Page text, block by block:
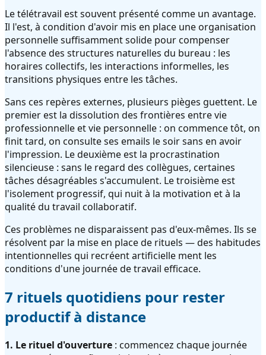
Le télétravail est souvent présenté comme un avantage.
Il l'est, à condition d'avoir mis en place une organisation
personnelle suffisamment solide pour compenser
l'absence des structures naturelles du bureau : les
horaires collectifs, les interactions informelles, les
transitions physiques entre les tâches.
Sans ces repères externes, plusieurs pièges guettent. Le
premier est la dissolution des frontières entre vie
professionnelle et vie personnelle : on commence tôt, on
finit tard, on consulte ses emails le soir sans en avoir
l'impression. Le deuxième est la procrastination
silencieuse : sans le regard des collègues, certaines
tâches désagréables s'accumulent. Le troisième est
l'isolement progressif, qui nuit à la motivation et à la
qualité du travail collaboratif.
Ces problèmes ne disparaissent pas d'eux-mêmes. Ils se
résolvent par la mise en place de rituels — des habitudes
intentionnelles qui recréent artificielle ment les
conditions d'une journée de travail efficace.
7 rituels quotidiens pour rester
productif à distance
1. Le rituel d'ouverture : commencez chaque journée